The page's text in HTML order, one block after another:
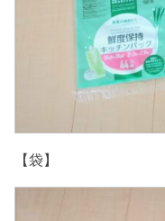
【袋】